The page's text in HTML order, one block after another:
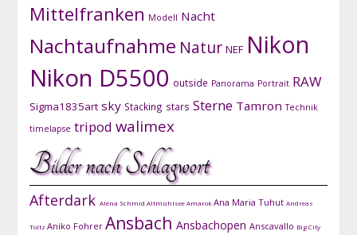
Mittelfranken Modell Nacht
Nachtaufnahme Natur NEF Nikon
Nikon D5500 outside Panorama Portrait RAW
Sigma1835art sky Stacking stars Sterne Tamron Technik
timelapse tripod walimex
Bilder nach Schlagwort
Afterdark Alena Schmid AltmühlseeAmarokAna Maria Tuhut Andreas
Toltz Aniko Fohrer Ansbach Ansbachopen Anscavallo Big City